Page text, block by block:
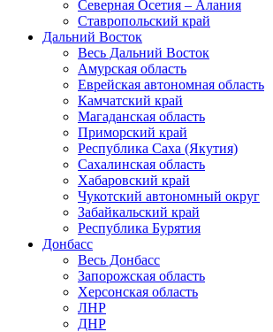
Северная Осетия – Алания
Ставропольский край
Дальний Восток
Весь Дальний Восток
Амурская область
Еврейская автономная область
Камчатский край
Магаданская область
Приморский край
Республика Саха (Якутия)
Сахалинская область
Хабаровский край
Чукотский автономный округ
Забайкальский край
Республика Бурятия
Донбасс
Весь Донбасс
Запорожская область
Херсонская область
ЛНР
ДНР